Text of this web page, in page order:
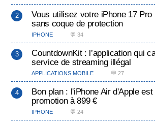
Vous utilisez votre iPhone 17 Pro
sans coque de protection
IPHONE 💬 34
CountdownKit : l’application qui
service de streaming illégal
APPLICATIONS MOBILE 💬 27
Bon plan : l'iPhone Air d'Apple est
promotion à 899 €
IPHONE 💬 24